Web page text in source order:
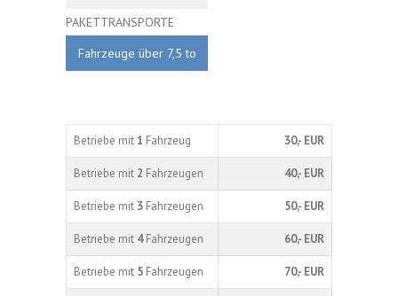
PAKETTRANSPORTE
Fahrzeuge über 7,5 to
Betriebe mit1 Fahrzeug 30,- EUR
Betriebe mit 2 Fahrzeugen 40,- EUR
Betriebe mit 3 Fahrzeugen 50,- EUR
Betriebe mit 4Fahrzeugen 60,- EUR
Betriebe mit 5 Fahrzeugen 70,- EUR